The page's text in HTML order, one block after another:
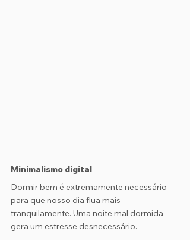
Minimalismo digital
Dormir bem é extremamente necessário
para que nosso dia flua mais
tranquilamente. Uma noite mal dormida
gera um estresse desnecessário.